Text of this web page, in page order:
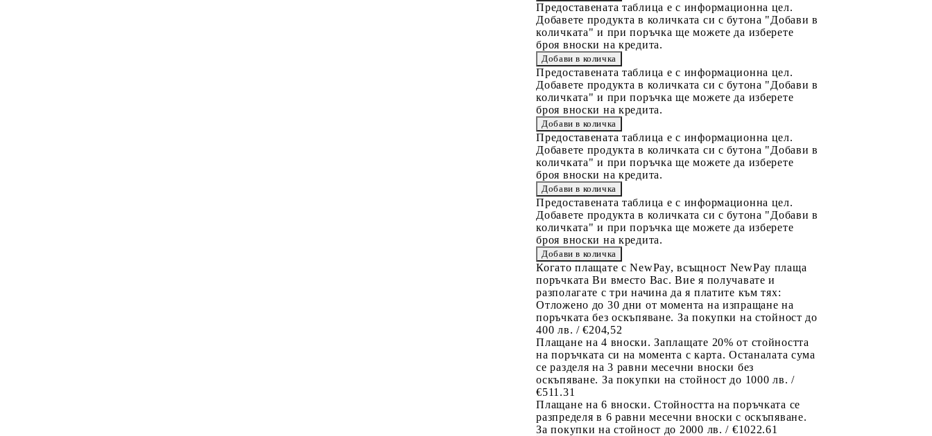
Предоставената таблица е с информационна цел.
Добавете продукта в количката си с бутона "Добави в
количката" и при поръчка ще можете да изберете
броя вноски на кредита.
Предоставената таблица е с информационна цел.
Добавете продукта в количката си с бутона "Добави в
количката" и при поръчка ще можете да изберете
броя вноски на кредита.
Предоставената таблица е с информационна цел.
Добавете продукта в количката си с бутона "Добави в
количката" и при поръчка ще можете да изберете
броя вноски на кредита.
Предоставената таблица е с информационна цел.
Добавете продукта в количката си с бутона "Добави в
количката" и при поръчка ще можете да изберете
броя вноски на кредита.
Когато плащате с NewPay, всъщност NewPay плаща
поръчката Ви вместо Вас. Вие я получавате и
разполагате с три начина да я платите към тях:
Отложено до 30 дни от момента на изпращане на
поръчката без оскъпяване. За покупки на стойност до
400 лв. / €204,52
Плащане на 4 вноски. Заплащате 20% от стойността
на поръчката си на момента с карта. Останалата сума
се разделя на 3 равни месечни вноски без
оскъпяване. За покупки на стойност до 1000 лв. /
€511.31
Плащане на 6 вноски. Стойността на поръчката се
разпределя в 6 равни месечни вноски с оскъпяване.
За покупки на стойност до 2000 лв. / €1022.61